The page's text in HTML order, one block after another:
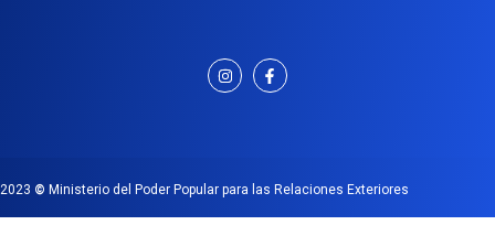
2023 © Ministerio del Poder Popular para las Relaciones Exteriores